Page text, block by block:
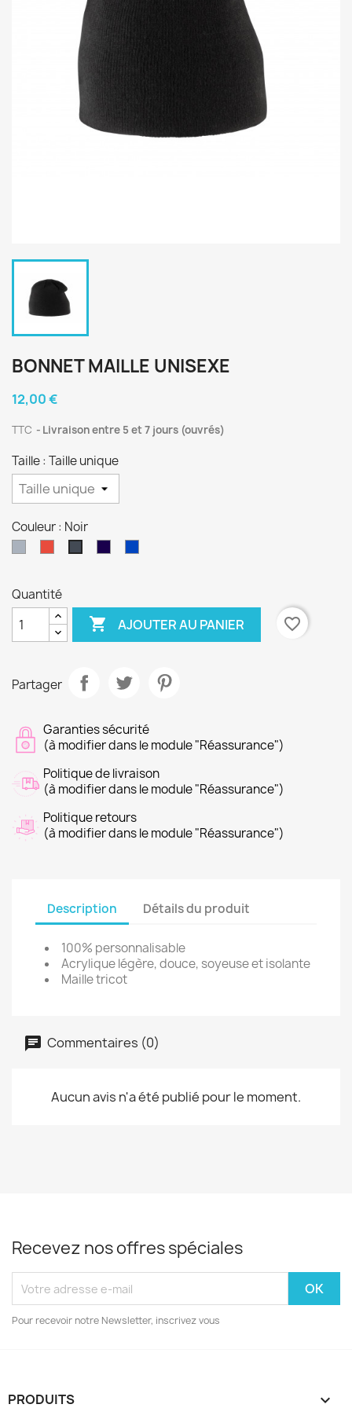
BONNET MAILLE UNISEXE
12,00 €
TTC Livraison entre 5 et 7 jours (ouvrés)
Taille : Taille unique
Couleur : Noir
Quantité
 AJOUTER AU PANIER favorite_border
Partager
Garanties sécurité
(à modifier dans le module "Réassurance")
Politique de livraison
(à modifier dans le module "Réassurance")
Politique retours
(à modifier dans le module "Réassurance")
Description Détails du produit
100% personnalisable
Acrylique légère, douce, soyeuse et isolante
Maille tricot
Commentaires (0)
Aucun avis n'a été publié pour le moment.
Recevez nos offres spéciales
Pour recevoir notre Newsletter, inscrivez vous
PRODUITS 